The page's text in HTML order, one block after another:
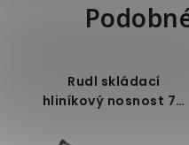
Rudl skládací
hliníkový nosnost 70